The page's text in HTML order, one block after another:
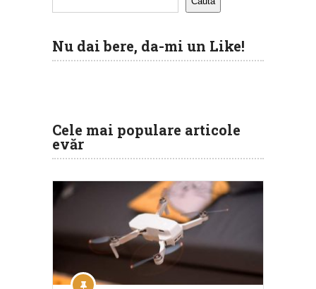
Nu dai bere, da-mi un Like!
Cele mai populare articole
evăr